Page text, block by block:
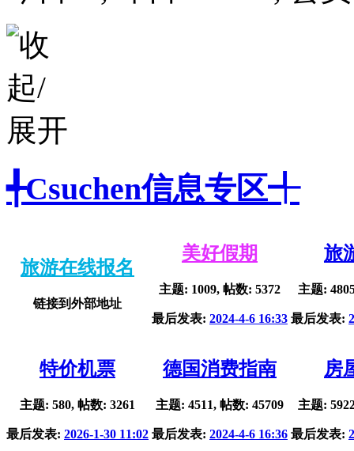
╃Csuchen信息专区╃
旅游在线报名
链接到外部地址
美好假期
主题: 1009, 帖数: 5372
最后发表: 2024-4-6 16:33
旅
主题:
最后发表:
特价机票
主题: 580, 帖数: 3261
最后发表: 2026-1-30 11:02
德国消费指南
主题: 4511, 帖数: 45709
最后发表: 2024-4-6 16:36
房
主题:
最后发表: